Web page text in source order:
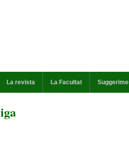
La revista La Facultat